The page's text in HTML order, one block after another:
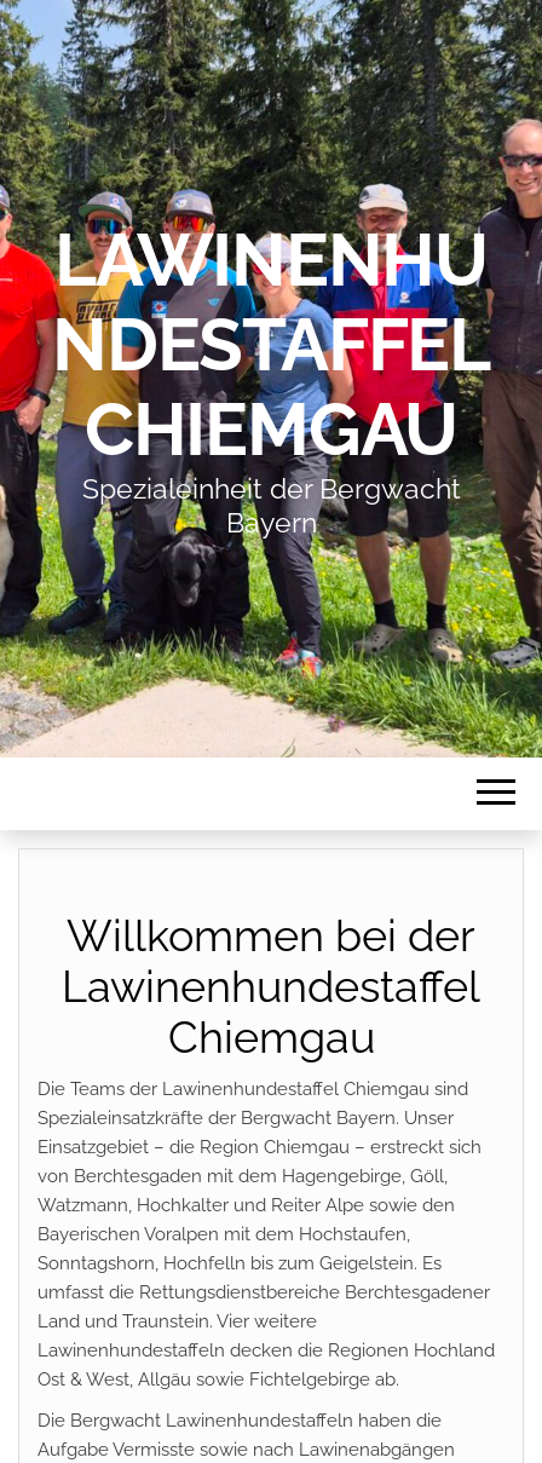
LAWINENHU
NDESTAFFEL
CHIEMGAU
Spezialeinheit der Bergwacht
Bayern
Willkommen bei der
Lawinenhundestaffel
Chiemgau
Die Teams der Lawinenhundestaffel Chiemgau sind
Spezialeinsatzkräfte der Bergwacht Bayern. Unser
Einsatzgebiet – die Region Chiemgau – erstreckt sich
von Berchtesgaden mit dem Hagengebirge, Göll,
Watzmann, Hochkalter und Reiter Alpe sowie den
Bayerischen Voralpen mit dem Hochstaufen,
Sonntagshorn, Hochfelln bis zum Geigelstein. Es
umfasst die Rettungsdienstbereiche Berchtesgadener
Land und Traunstein. Vier weitere
Lawinenhundestaffeln decken die Regionen Hochland
Ost & West, Allgäu sowie Fichtelgebirge ab.
Die Bergwacht Lawinenhundestaffeln haben die
Aufgabe Vermisste sowie nach Lawinenabgängen